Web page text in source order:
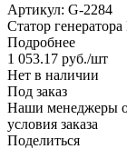
Артикул: G-2284
Статор
Подробнее
1 053.17 руб./шт
Нет в наличии
Под заказ
Наши менеджеры
условия заказа
Поделиться